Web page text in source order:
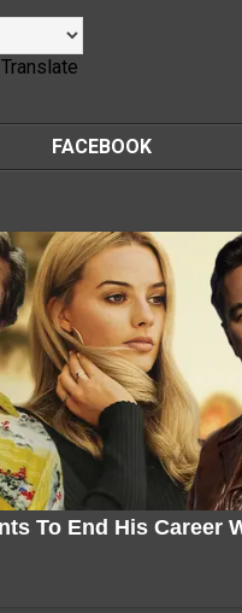
Translate
FACEBOOK